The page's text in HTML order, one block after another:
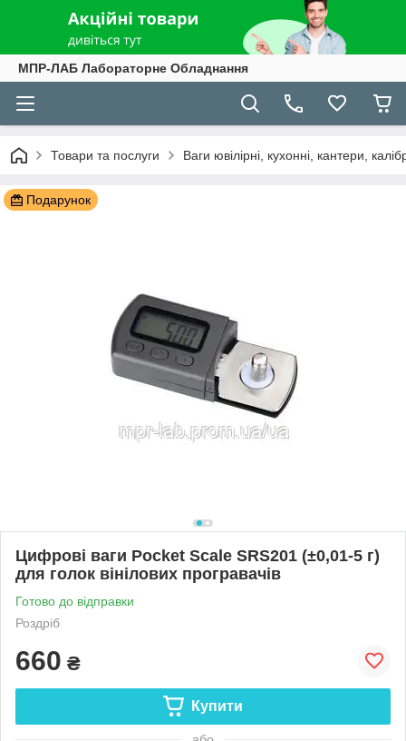
МПР-ЛАБ Лабораторне Обладнання
Товари та послуги Ваги ювілірні, кухонні, кантери,
Подарунок
Цифрові ваги Pocket Scale SRS201 (±0,01-5 г)
для голок вінілових програвачів
Готово до відправки
Роздріб
660 ₴
Купити